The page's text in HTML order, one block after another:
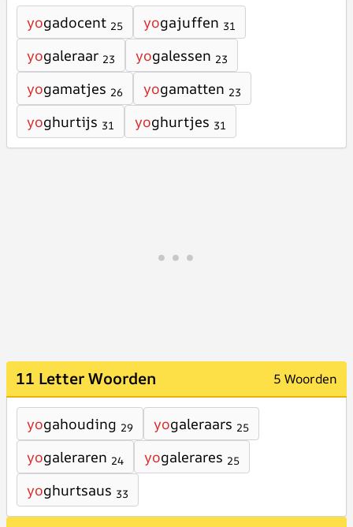
yogadocent 25 yogajuffen 31
yogaleraar 23 yogalessen 23
yogamatjes 26 yogamatten 23
yoghurtijs 31 yoghurtjes 31
11 Letter Woorden 5 Woorden
yogahouding 29 yogaleraars 25
yogaleraren 24 yogalerares 25
yoghurtsaus 33